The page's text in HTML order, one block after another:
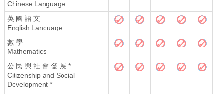
Chinese Language
英 國 語 文
English Language
數 學
Mathematics
公 民 與 社 會 發 展 *
Citizenship and Social
Development *